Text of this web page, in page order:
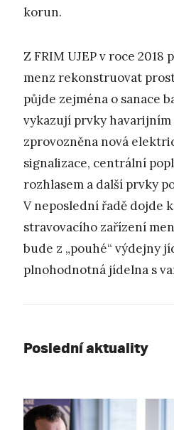
korun.
Z FRIM UJEP v roce 2018
menz rekonstruovat
půjde zejména o sanace
vykazují prvky havarijním
zprovozněna nová
signalizace, centrální
rozhlasem a další prvky
V neposlední řadě dojde
stravovacího zařízení
bude z „pouhé“ výdejny
plnohodnotná jídelna s
Poslední aktuality